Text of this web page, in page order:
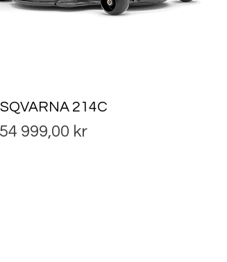
214C
999,00 kr